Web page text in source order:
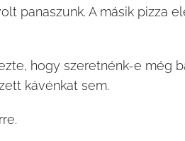
panaszunk. A másik pizza
hogy szeretnénk-e még
kávénkat sem.